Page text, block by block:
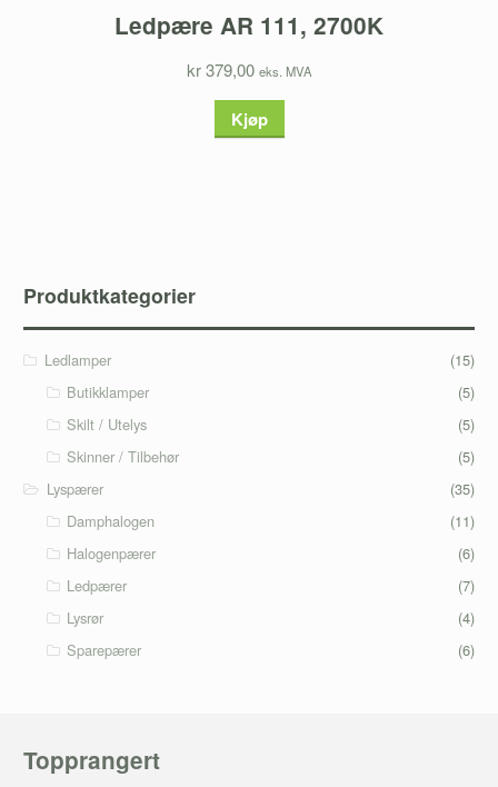
Ledpære AR 111, 2700K
kr 379,00 eks. MVA
Kjøp
Produktkategorier
Ledlamper
(15)
Butikklamper
(5)
Skilt / Utelys
(5)
Skinner / Tilbehør
(5)
Lyspærer
(35)
Damphalogen
(11)
Halogenpærer
(6)
Ledpærer
(7)
Lysrør
(4)
Sparepærer
(6)
Topprangert